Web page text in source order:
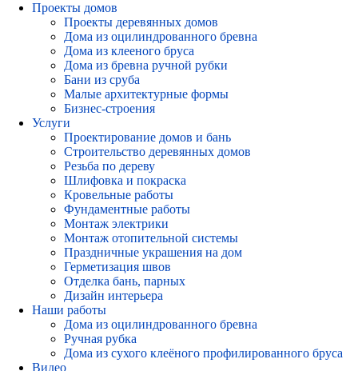
Проекты домов
Проекты деревянных домов
Дома из оцилиндрованного бревна
Дома из клееного бруса
Дома из бревна ручной рубки
Бани из сруба
Малые архитектурные формы
Бизнес-строения
Услуги
Проектирование домов и бань
Строительство деревянных домов
Резьба по дереву
Шлифовка и покраска
Кровельные работы
Фундаментные работы
Монтаж электрики
Монтаж отопительной системы
Праздничные украшения на дом
Герметизация швов
Отделка бань, парных
Дизайн интерьера
Наши работы
Дома из оцилиндрованного бревна
Ручная рубка
Дома из сухого клеёного профилированного бруса
Видео